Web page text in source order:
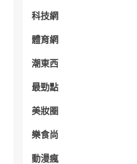
科技網
體育網
潮東西
最勁點
美妝圈
樂食尚
動漫瘋